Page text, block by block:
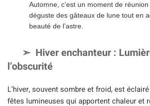
Automne, c’est un moment de réunion
déguste des gâteaux de lune tout en
beauté de l’astre.
Hiver enchanteur :
l’obscurité
L’hiver, souvent sombre et froid, est
fêtes lumineuses qui apportent chaleur et